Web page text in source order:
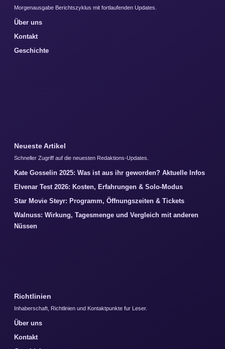
Morgenausgabe Berichtszyklus mit fortlaufenden Updates.
Über uns
Kontakt
Geschichte
Neueste Artikel
Schneller Zugriff auf die neuesten Redaktions-Updates.
Kate Gosselin 2025: Was ist aus ihr geworden? Aktuelle Infos
Elvenar Test 2026: Kosten, Erfahrungen & Solo-Modus
Star Movie Steyr: Programm, Öffnungszeiten & Tickets
Walnuss: Wirkung, Tagesmenge und Vergleich mit anderen
Nüssen
Richtlinien
Inhaberschaft, Richtlinien und Kontaktpunkte fur Leser.
Über uns
Kontakt